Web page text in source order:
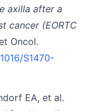
axilla after a
cancer (EORTC
Oncol.
S1470-
EA, et al.